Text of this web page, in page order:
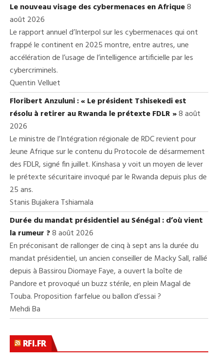
Le nouveau visage des cybermenaces en Afrique8
août 2026
Le rapport annuel d’Interpol sur les cybermenaces qui ont
frappé le continent en 2025 montre, entre autres, une
accélération de l’usage de l’intelligence artificielle par les
cybercriminels.
Quentin Velluet
Floribert Anzuluni : « Le président Tshisekedi est
résolu à retirer au Rwanda le prétexte FDLR »8 août
2026
Le ministre de l’Intégration régionale de RDC revient pour
Jeune Afrique sur le contenu du Protocole de désarmement
des FDLR, signé fin juillet. Kinshasa y voit un moyen de lever
le prétexte sécuritaire invoqué par le Rwanda depuis plus de
25 ans.
Stanis Bujakera Tshiamala
Durée du mandat présidentiel au Sénégal : d’où vient
la rumeur ?8 août 2026
En préconisant de rallonger de cinq à sept ans la durée du
mandat présidentiel, un ancien conseiller de Macky Sall, rallié
depuis à Bassirou Diomaye Faye, a ouvert la boîte de
Pandore et provoqué un buzz stérile, en plein Magal de
Touba. Proposition farfelue ou ballon d’essai ?
Mehdi Ba
RFI.FR